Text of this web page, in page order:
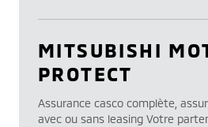
MITSUBISHI
PROTECT
Assurance casco complète,
avec ou sans leasing Votre